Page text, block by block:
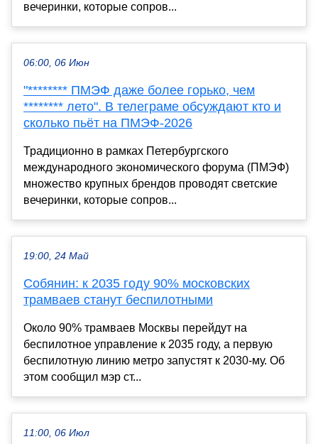
вечеринки, которые сопров...
06:00, 06 Июн
"******** ПМЭФ даже более горько, чем
******** лето". В телеграме обсуждают кто и
сколько пьёт на ПМЭФ-2026
Традиционно в рамках Петербургского
международного экономического форума (ПМЭФ)
множество крупных брендов проводят светские
вечеринки, которые сопров...
19:00, 24 Май
Собянин: к 2035 году 90% московских
трамваев станут беспилотными
Около 90% трамваев Москвы перейдут на
беспилотное управление к 2035 году, а первую
беспилотную линию метро запустят к 2030-му. Об
этом сообщил мэр ст...
11:00, 06 Июл